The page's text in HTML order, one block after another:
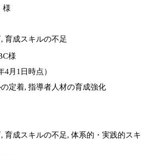
様
育成スキルの不足
様
4月1日時点）
定着, 指導者人材の育成強化
育成スキルの不足, 体系的・実践的スキ